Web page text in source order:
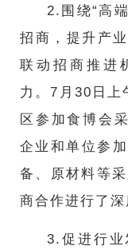
2.围绕“高
招商，提升产
联动招商推进
力。7月30日上
区参加食博会
企业和单位参
备、原材料等
商合作进行了深
3.促进行业